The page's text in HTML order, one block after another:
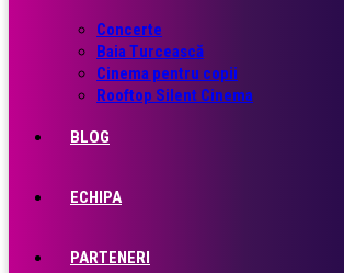
Concerte
Baia Turcească
Cinema pentru copii
Rooftop Silent Cinema
BLOG
ECHIPA
PARTENERI